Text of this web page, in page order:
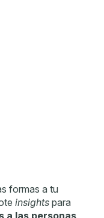
formas a tu
insights para
a las personas